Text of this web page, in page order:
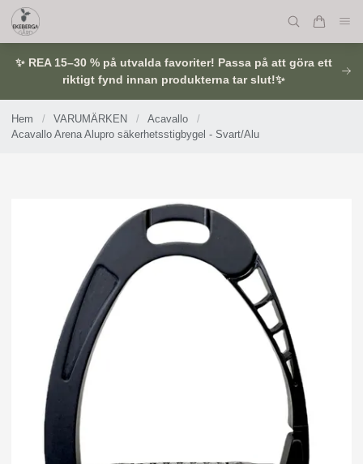
✨ REA 15–30 % på utvalda favoriter! Passa på att göra ett
riktigt fynd innan produkterna tar slut!✨
Hem / VARUMÄRKEN / Acavallo
/
Acavallo Arena Alupro säkerhetsstigbygel - Svart/Alu